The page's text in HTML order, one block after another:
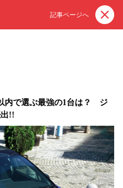
記事ページへ
内で選ぶ最強の1台は？ ジ
!!